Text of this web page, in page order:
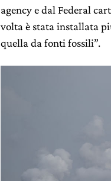
agency e dal Federal
volta è stata installata
quella da fonti fossili”.